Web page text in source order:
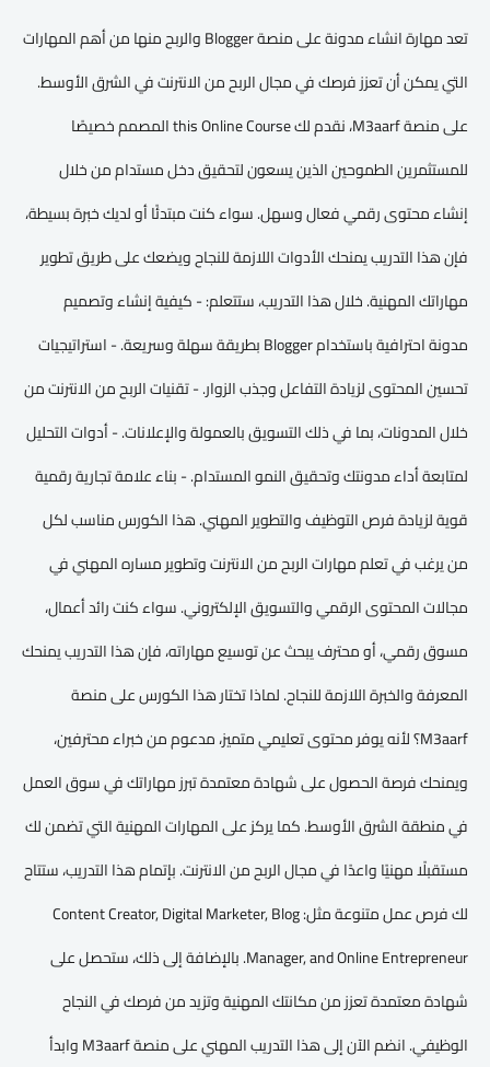
تعد مهارة انشاء مدونة على منصة Blogger والربح منها من أهم المهارات
التي يمكن أن تعزز فرصك في مجال الربح من الانترنت في الشرق الأوسط.
على منصة M3aarf، نقدم لك this Online Course المصمم خصيصًا
للمستثمرين الطموحين الذين يسعون لتحقيق دخل مستدام من خلال
إنشاء محتوى رقمي فعال وسهل. سواء كنت مبتدئًا أو لديك خبرة بسيطة،
فإن هذا التدريب يمنحك الأدوات اللازمة للنجاح ويضعك على طريق تطوير
مهاراتك المهنية. خلال هذا التدريب، ستتعلم: - كيفية إنشاء وتصميم
مدونة احترافية باستخدام Blogger بطريقة سهلة وسريعة. - استراتيجيات
تحسين المحتوى لزيادة التفاعل وجذب الزوار. - تقنيات الربح من الانترنت من
خلال المدونات، بما في ذلك التسويق بالعمولة والإعلانات. - أدوات التحليل
لمتابعة أداء مدونتك وتحقيق النمو المستدام. - بناء علامة تجارية رقمية
قوية لزيادة فرص التوظيف والتطوير المهني. هذا الكورس مناسب لكل
من يرغب في تعلم مهارات الربح من الانترنت وتطوير مساره المهني في
مجالات المحتوى الرقمي والتسويق الإلكتروني. سواء كنت رائد أعمال،
مسوق رقمي، أو محترف يبحث عن توسيع مهاراته، فإن هذا التدريب يمنحك
المعرفة والخبرة اللازمة للنجاح. لماذا تختار هذا الكورس على منصة
M3aarf؟ لأنه يوفر محتوى تعليمي متميز، مدعوم من خبراء محترفين،
ويمنحك فرصة الحصول على شهادة معتمدة تبرز مهاراتك في سوق العمل
في منطقة الشرق الأوسط. كما يركز على المهارات المهنية التي تضمن لك
مستقبلًا مهنيًا واعدًا في مجال الربح من الانترنت. بإتمام هذا التدريب، ستتاح
لك فرص عمل متنوعة مثل: Content Creator, Digital Marketer, Blog
Manager, and Online Entrepreneur. بالإضافة إلى ذلك، ستحصل على
شهادة معتمدة تعزز من مكانتك المهنية وتزيد من فرصك في النجاح
الوظيفي. انضم الآن إلى هذا التدريب المهني على منصة M3aarf وابدأ